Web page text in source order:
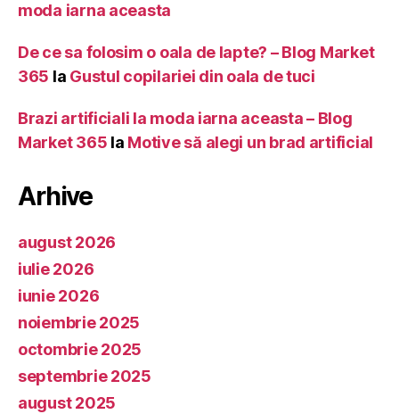
moda iarna aceasta
De ce sa folosim o oala de lapte? – Blog Market
365 la Gustul copilariei din oala de tuci
Brazi artificiali la moda iarna aceasta – Blog
Market 365 la Motive să alegi un brad artificial
Arhive
august 2026
iulie 2026
iunie 2026
noiembrie 2025
octombrie 2025
septembrie 2025
august 2025